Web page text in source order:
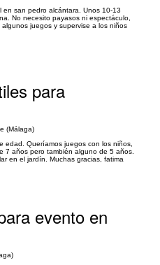
en san pedro alcántara. Unos 10-13
No necesito payasos ni espectáculo,
juegos y supervise a los niños
para
(Málaga)
edad. Queríamos juegos con los niños,
7 años pero también alguno de 5 años.
en el jardín. Muchas gracias, fatima
evento en